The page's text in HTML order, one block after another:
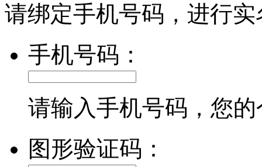
请绑定手机号码，进行
手机号码：
请输入手机号码，您
图形验证码：